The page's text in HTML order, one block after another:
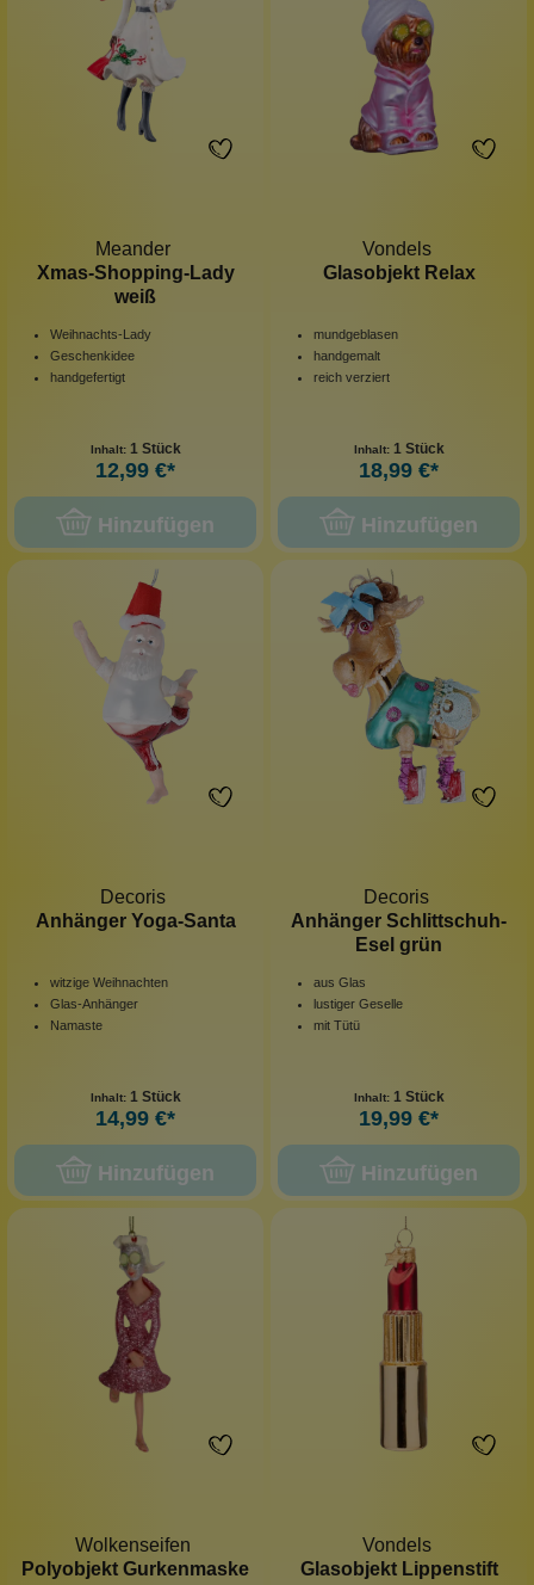
Meander
Xmas-Shopping-Lady
weiß
Weihnachts-Lady
Geschenkidee
handgefertigt
Inhalt: 1 Stück
12,99 €*
Hinzufügen
Vondels
Glasobjekt Relax
mundgeblasen
handgemalt
reich verziert
Inhalt: 1 Stück
18,99 €*
Hinzufügen
Decoris
Anhänger Yoga-Santa
witzige Weihnachten
Glas-Anhänger
Namaste
Inhalt: 1 Stück
14,99 €*
Hinzufügen
Decoris
Anhänger Schlittschuh-
Esel grün
aus Glas
lustiger Geselle
mit Tütü
Inhalt: 1 Stück
19,99 €*
Hinzufügen
Wolkenseifen
Polyobjekt Gurkenmaske
Vondels
Glasobjekt Lippenstift